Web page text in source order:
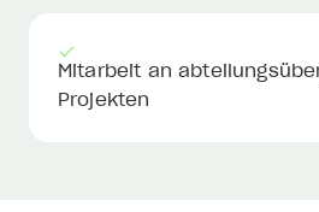
Mitarbeit an
Projekten